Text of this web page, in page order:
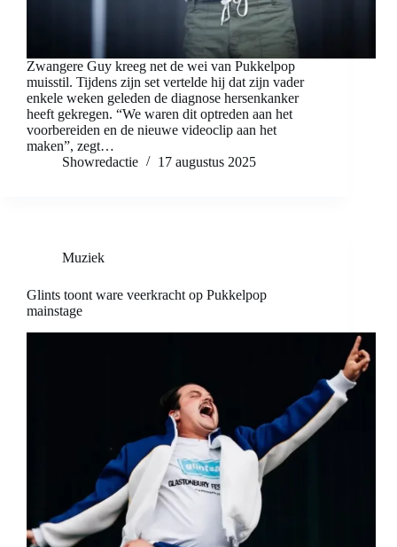
Zwangere Guy kreeg net de wei van Pukkelpop
muisstil. Tijdens zijn set vertelde hij dat zijn vader
enkele weken geleden de diagnose hersenkanker
heeft gekregen. “We waren dit optreden aan het
voorbereiden en de nieuwe videoclip aan het
maken”, zegt…
Showredactie
17 augustus 2025
Muziek
Glints toont ware veerkracht op Pukkelpop
mainstage